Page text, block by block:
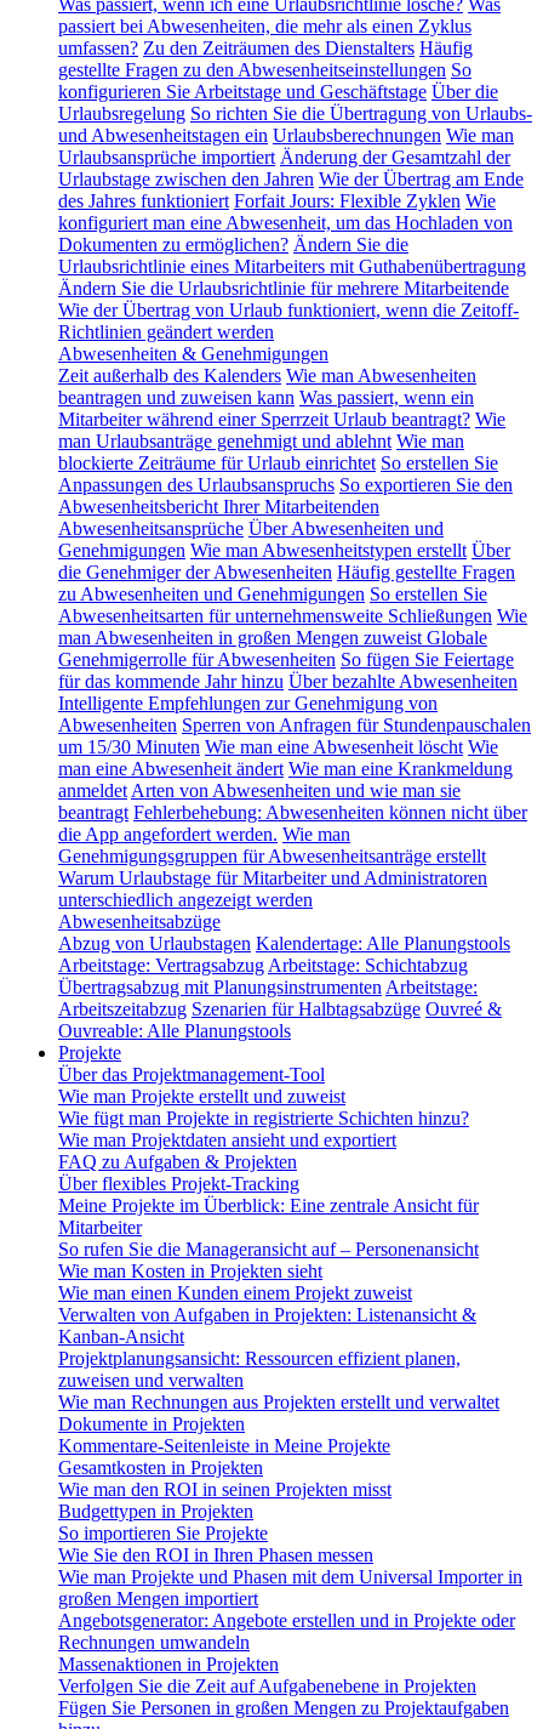
passiert bei Abwesenheiten, die mehr als einen Zyklus
umfassen? Zu den Zeiträumen des Dienstalters Häufig
gestellte Fragen zu den Abwesenheitseinstellungen So
konfigurieren Sie Arbeitstage und Geschäftstage Über die
Urlaubsregelung So richten Sie die Übertragung von Urlaubs-
und Abwesenheitstagen ein Urlaubsberechnungen Wie man
Urlaubsansprüche importiert Änderung der Gesamtzahl der
Urlaubstage zwischen den Jahren Wie der Übertrag am Ende
des Jahres funktioniert Forfait Jours: Flexible Zyklen Wie
konfiguriert man eine Abwesenheit, um das Hochladen von
Dokumenten zu ermöglichen? Ändern Sie die
Urlaubsrichtlinie eines Mitarbeiters mit Guthabenübertragung
Ändern Sie die Urlaubsrichtlinie für mehrere Mitarbeitende
Wie der Übertrag von Urlaub funktioniert, wenn die Zeitoff-
Richtlinien geändert werden
Abwesenheiten & Genehmigungen
Zeit außerhalb des Kalenders Wie man Abwesenheiten
beantragen und zuweisen kann Was passiert, wenn ein
Mitarbeiter während einer Sperrzeit Urlaub beantragt? Wie
man Urlaubsanträge genehmigt und ablehnt Wie man
blockierte Zeiträume für Urlaub einrichtet So erstellen Sie
Anpassungen des Urlaubsanspruchs So exportieren Sie den
Abwesenheitsbericht Ihrer Mitarbeitenden
Abwesenheitsansprüche Über Abwesenheiten und
Genehmigungen Wie man Abwesenheitstypen erstellt Über
die Genehmiger der Abwesenheiten Häufig gestellte Fragen
zu Abwesenheiten und Genehmigungen So erstellen Sie
Abwesenheitsarten für unternehmensweite Schließungen Wie
man Abwesenheiten in großen Mengen zuweist Globale
Genehmigerrolle für Abwesenheiten So fügen Sie Feiertage
für das kommende Jahr hinzu Über bezahlte Abwesenheiten
Intelligente Empfehlungen zur Genehmigung von
Abwesenheiten Sperren von Anfragen für Stundenpauschalen
um 15/30 Minuten Wie man eine Abwesenheit löscht Wie
man eine Abwesenheit ändert Wie man eine Krankmeldung
anmeldet Arten von Abwesenheiten und wie man sie
beantragt Fehlerbehebung: Abwesenheiten können nicht über
die App angefordert werden. Wie man
Genehmigungsgruppen für Abwesenheitsanträge erstellt
Warum Urlaubstage für Mitarbeiter und Administratoren
unterschiedlich angezeigt werden
Abwesenheitsabzüge
Abzug von Urlaubstagen Kalendertage: Alle Planungstools
Arbeitstage: Vertragsabzug Arbeitstage: Schichtabzug
Übertragsabzug mit Planungsinstrumenten Arbeitstage:
Arbeitszeitabzug Szenarien für Halbtagsabzüge Ouvreé &
Ouvreable: Alle Planungstools
Projekte
Über das Projektmanagement-Tool
Wie man Projekte erstellt und zuweist
Wie fügt man Projekte in registrierte Schichten hinzu?
Wie man Projektdaten ansieht und exportiert
FAQ zu Aufgaben & Projekten
Über flexibles Projekt-Tracking
Meine Projekte im Überblick: Eine zentrale Ansicht für
Mitarbeiter
So rufen Sie die Manageransicht auf – Personenansicht
Wie man Kosten in Projekten sieht
Wie man einen Kunden einem Projekt zuweist
Verwalten von Aufgaben in Projekten: Listenansicht &
Kanban-Ansicht
Projektplanungsansicht: Ressourcen effizient planen,
zuweisen und verwalten
Wie man Rechnungen aus Projekten erstellt und verwaltet
Dokumente in Projekten
Kommentare-Seitenleiste in Meine Projekte
Gesamtkosten in Projekten
Wie man den ROI in seinen Projekten misst
Budgettypen in Projekten
So importieren Sie Projekte
Wie Sie den ROI in Ihren Phasen messen
Wie man Projekte und Phasen mit dem Universal Importer in
großen Mengen importiert
Angebotsgenerator: Angebote erstellen und in Projekte oder
Rechnungen umwandeln
Massenaktionen in Projekten
Verfolgen Sie die Zeit auf Aufgabenebene in Projekten
Fügen Sie Personen in großen Mengen zu Projektaufgaben